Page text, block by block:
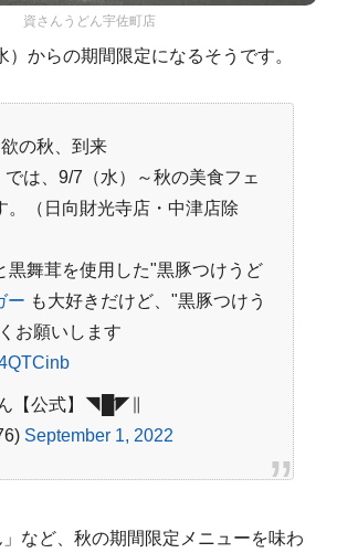
資さんうどん宇佐町店
）からの期間限定になるそうです。
の秋、到来
では、9/7（水）～秋の美食フェ
。（日向財光寺店・中津店除
黒舞茸を使用した"黒豚つけうど
ー も大好きだけど、"黒豚つけう
お願いします
【公式】◥█̆̈◤∥
September 1, 2022
」など、秋の期間限定メニューを味わ